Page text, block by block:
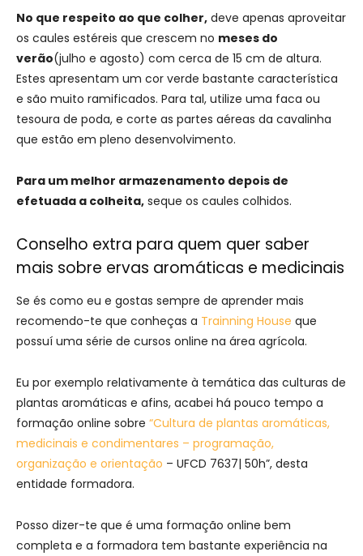
No que respeito ao que colher, deve apenas aproveitar
os caules estéreis que crescem no meses do
verão(julho e agosto) com cerca de 15 cm de altura.
Estes apresentam um cor verde bastante característica
e são muito ramificados. Para tal, utilize uma faca ou
tesoura de poda, e corte as partes aéreas da cavalinha
que estão em pleno desenvolvimento.
Para um melhor armazenamento depois de
efetuada a colheita, seque os caules colhidos.
Conselho extra para quem quer saber
mais sobre ervas aromáticas e medicinais
Se és como eu e gostas sempre de aprender mais
recomendo-te que conheças a Trainning House que
possuí uma série de cursos online na área agrícola.
Eu por exemplo relativamente à temática das culturas de
plantas aromáticas e afins, acabei há pouco tempo a
formação online sobre “Cultura de plantas aromáticas,
medicinais e condimentares – programação,
organização e orientação – UFCD 7637| 50h”, desta
entidade formadora.
Posso dizer-te que é uma formação online bem
completa e a formadora tem bastante experiência na